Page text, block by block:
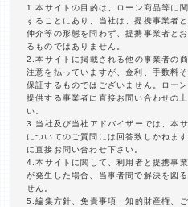
1.本サイトの目的は、ローン商品等に
することにあり、当社は、提携事業者
仲介等の形態を問わず、提携事業者と
るものではありません。
2.本サイトに掲載される他の事業者の
注意を払っていますが、金利、手数料
保証するものではございません。ロー
提供する事業者に直接お問い合わせの
い。
3.当社及び当社アドバイザーでは、本
についてのご質問には回答致しかねま
に直接お問い合わせ下さい。
4.本サイトに関して、利用者と提携事
が発生した場合、当事者間で解決を図
せん。
5.編集方針、免責事項・知的財産権、